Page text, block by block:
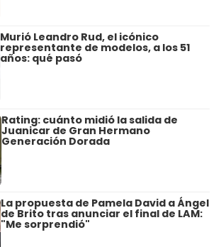
Murió Leandro Rud, el icónico
representante de modelos, a los 51
años: qué pasó
Rating: cuánto midió la salida de
Juanicar de Gran Hermano
Generación Dorada
La propuesta de Pamela David a Ángel
de Brito tras anunciar el final de LAM:
"Me sorprendió"